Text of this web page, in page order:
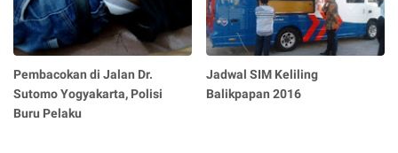
Pembacokan di Jalan Dr.
Sutomo Yogyakarta, Polisi
Buru Pelaku
Jadwal SIM Keliling
Balikpapan 2016